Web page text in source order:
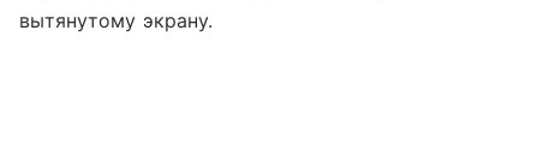
вытянутому экрану.